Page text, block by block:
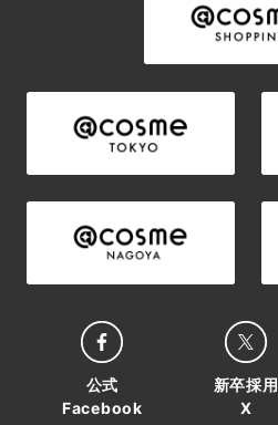
公式
Facebook
新卒採用
X